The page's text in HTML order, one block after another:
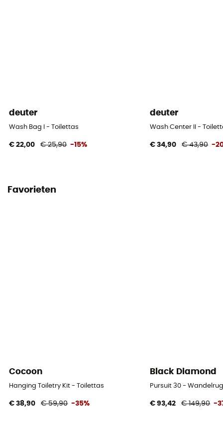
deuter
Wash Bag I - Toilettas
€ 22,00 € 25,90 -15%
deuter
Wash Center II -
€ 34,90 € 43,90 -
Favorieten
Cocoon
Hanging Toiletry Kit - Toilettas
€ 38,90 € 59,90 -35%
Black Diamond
Pursuit 30 -
€ 93,42 € 149,90 -